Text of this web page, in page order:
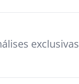
exclusivas